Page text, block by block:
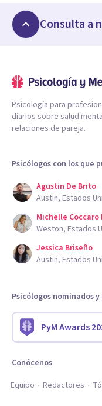
Consulta a
Psicología para
diarios sobre salud
relaciones de pareja.
Psicólogos con los que
Agustin De Brito
Austin, Estados
Michelle
Weston, Estados
Jessica Briseño
Austin, Estados
Psicólogos nominados
PyM Awards
Conócenos
Equipo
Redactores